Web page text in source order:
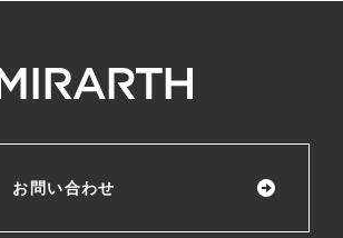
お問い合わせ